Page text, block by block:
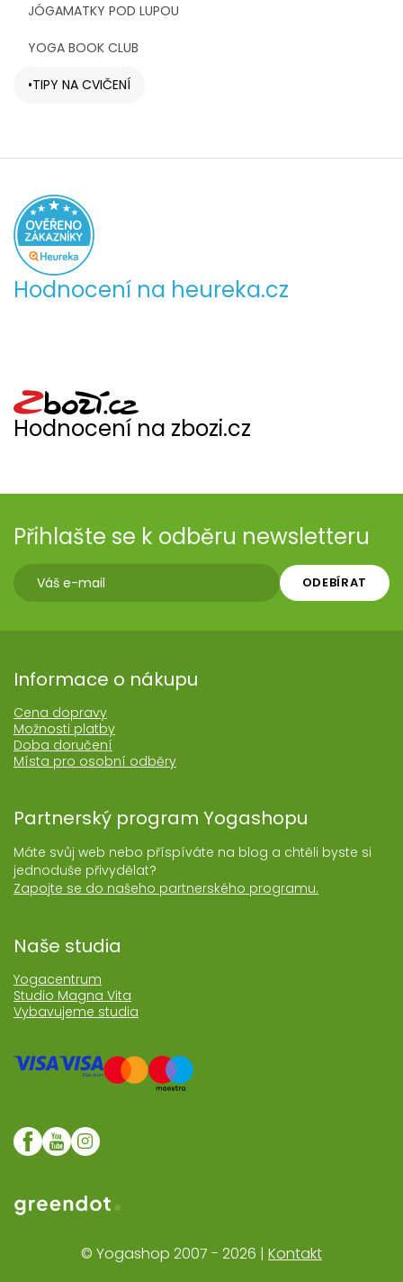
JÓGAMATKY POD LUPOU
YOGA BOOK CLUB
TIPY NA CVIČENÍ
Hodnocení na heureka.cz
Hodnocení na zbozi.cz
Přihlašte se k odběru newsletteru
ODEBÍRAT
Informace o nákupu
Cena dopravy
Možnosti platby
Doba doručení
Místa pro osobní odběry
Partnerský program Yogashopu
Máte svůj web nebo příspíváte na blog a chtěli byste si
jednoduše přivydělat?
Zapojte se do našeho partnerského programu.
Naše studia
Yogacentrum
Studio Magna Vita
Vybavujeme studia
Web realozoval Greendot
© Yogashop 2007 - 2026 | Kontakt